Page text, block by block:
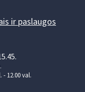
ir paslaugos
12.00 val.